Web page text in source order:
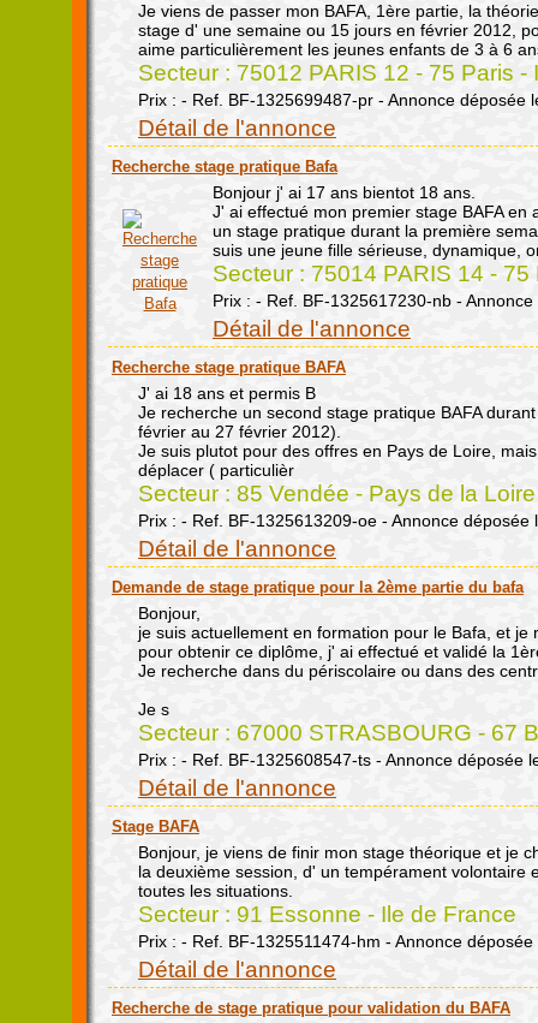
Je viens de passer mon BAFA, 1ère partie, la
stage d' une semaine ou 15 jours en février 2012,
aime particulièrement les jeunes enfants de 3 à 6
Secteur : 75012 PARIS 12 - 75 Paris -
Prix : - Ref. BF-1325699487-pr - Annonce déposée
Détail de l'annonce
Recherche stage pratique Bafa
Bonjour j' ai 17 ans bientot 18 ans.
J' ai effectué mon premier stage BAFA en
un stage pratique durant la première
suis une jeune fille sérieuse, dynamique,
Secteur : 75014 PARIS 14 -
Prix : - Ref. BF-1325617230-nb -
Détail de l'annonce
Recherche stage pratique BAFA
J' ai 18 ans et permis B
Je recherche un second stage pratique BAFA
février au 27 février 2012).
Je suis plutot pour des offres en Pays de Loire,
déplacer ( particulièr
Secteur : 85 Vendée - Pays de la Loire
Prix : - Ref. BF-1325613209-oe - Annonce déposée
Détail de l'annonce
Demande de stage pratique pour la 2ème partie du bafa
Bonjour,
je suis actuellement en formation pour le Bafa, et je
pour obtenir ce diplôme, j' ai effectué et validé la
Je recherche dans du périscolaire ou dans des
Je s
Secteur : 67000 STRASBOURG - 67
Prix : - Ref. BF-1325608547-ts - Annonce déposée
Détail de l'annonce
Stage BAFA
Bonjour, je viens de finir mon stage théorique et je
la deuxième session, d' un tempérament volontaire
toutes les situations.
Secteur : 91 Essonne - Ile de France
Prix : - Ref. BF-1325511474-hm - Annonce
Détail de l'annonce
Recherche de stage pratique pour validation du BAFA